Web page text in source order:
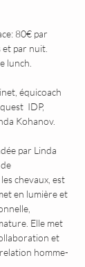
80€ par
par nuit.
lunch.
équicoach
IDP,
Kohanov.
par Linda
chevaux, est
en lumière et
Elle met
et
homme-